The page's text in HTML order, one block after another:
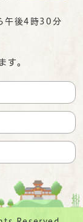
午後4時30分
す。